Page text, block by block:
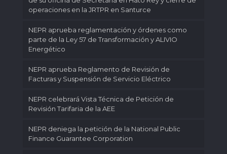
operaciones en la JRTPR en Santurce
NEPR aprueba reglamentación y órdenes como
parte de la Ley 57 de Transformación y ALIVIO
Energético
NEPR aprueba Reglamento de Revisión de
Facturas y Suspensión de Servicio Eléctrico
NEPR celebrará Vista Técnica de Petición de
Revisión Tarifaria de la AEE
NEPR deniega la petición de la National Public
Finance Guarantee Corporation